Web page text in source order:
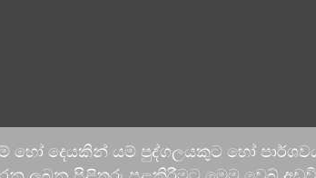
හෝ දෙයකින් යම් පුද්ගලයකුට හෝ